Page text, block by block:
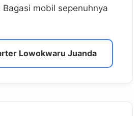
Bagasi mobil sepenuhnya
Lowokwaru Juanda